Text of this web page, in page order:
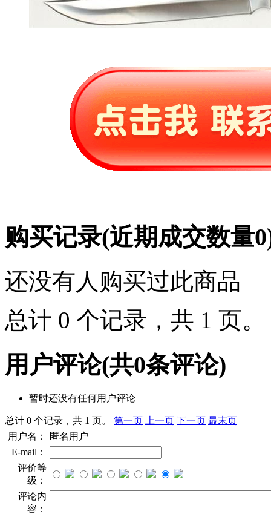
购买记录(近期成交数量0
还没有人购买过此商品
总计 0 个记录，共 1 页。
用户评论(共0条评论)
暂时还没有任何用户评论
总计 0 个记录，共 1 页。 第一页 上一页 下一页 最末页
用户名：
匿名用户
E-mail：
评价等
级：
评论内
容：